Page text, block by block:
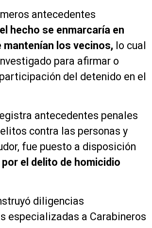
antecedentes
el hecho se enmarcaría en
mantenían los vecinos, lo cual
para afirmar o
del detenido en el
antecedentes penales
contra las personas y
fue puesto a disposición
por el delito de homicidio
diligencias
especializadas a Carabineros